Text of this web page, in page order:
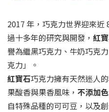
2017 年，巧克力世界迎來近
過十多年的研究與開發， 紅
譽為繼黑巧克力、牛奶巧克
克力」。
紅寶石巧克力擁有天然迷人
果酸香與果香風味， 不添加
自特殊品種的可可豆，以及